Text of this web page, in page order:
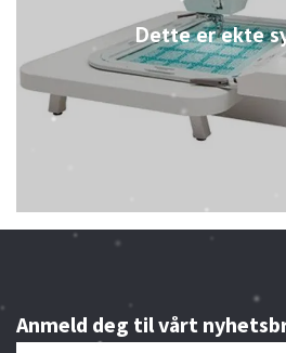
Dette er ekte
Anmeld deg til vårt